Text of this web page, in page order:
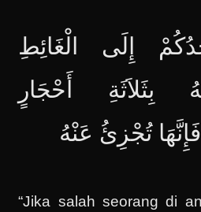
إِلَى الْغَائِطِ
بِثَلاَثَةِ أَحْجَارٍ
تُجْزِئُ عَنْهُ
“Jika salah seorang di